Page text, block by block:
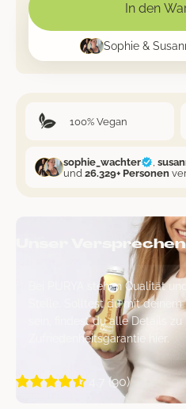
In den
Sophie &
100% Vegan
sophie_wachter ,
und 26.329+ Personen
Unser Versprechen
Bei PURYA stehen Qualität
Stelle. Solltest du mit
sein, findest du alle Details zu
Zufriedenheitsgarantie hier.
4.7 (90)